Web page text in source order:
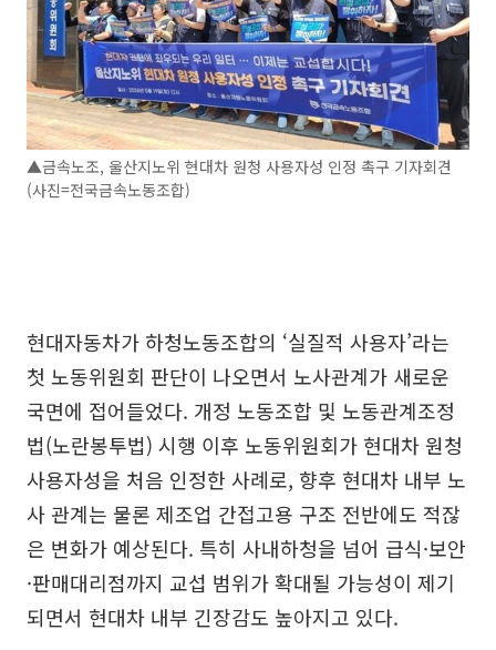
▲금속노조, 울산지노위 현대차 원청 사용자성 인정 촉구 기자회견
(사진=전국금속노동조합)
현대자동차가 하청노동조합의 ‘실질적 사용자’라는
첫 노동위원회 판단이 나오면서 노사관계가 새로운
국면에 접어들었다. 개정 노동조합 및 노동관계조정
법(노란봉투법) 시행 이후 노동위원회가 현대차 원청
사용자성을 처음 인정한 사례로, 향후 현대차 내부 노
사 관계는 물론 제조업 간접고용 구조 전반에도 적잖
은 변화가 예상된다. 특히 사내하청을 넘어 급식·보안
·판매대리점까지 교섭 범위가 확대될 가능성이 제기
되면서 현대차 내부 긴장감도 높아지고 있다.